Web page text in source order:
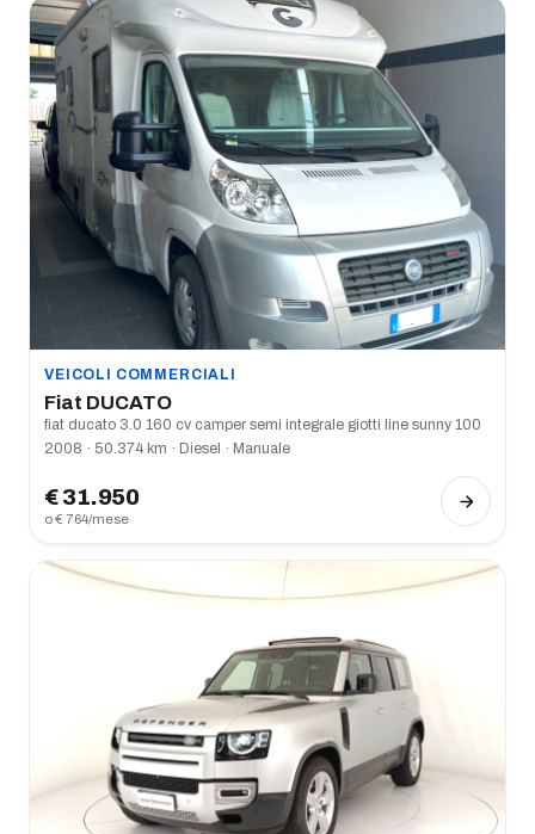
VEICOLI COMMERCIALI
Fiat DUCATO
fiat ducato 3.0 160 cv camper semi integrale giotti line sunny 100
2008 · 50.374 km · Diesel · Manuale
€ 31.950
o € 764/mese